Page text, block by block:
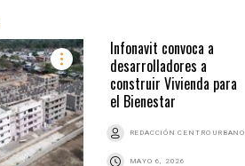
Infonavit convoca a
desarrolladores a
construir Vivienda para
el Bienestar
REDACCIÓN CENTRO URBANO
MAYO 6, 2026